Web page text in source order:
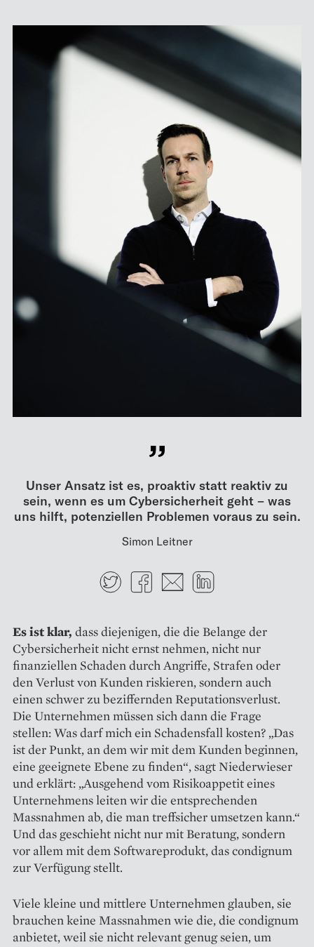
Unser Ansatz ist es, proaktiv statt reaktiv zu
sein, wenn es um Cybersicherheit geht – was
uns hilft, potenziellen Problemen voraus zu sein.
Simon Leitner
TwitterFacebook
E-mail
Es ist klar, dass diejenigen, die die Belange der
Cybersicherheit nicht ernst nehmen, nicht nur
finanziellen Schaden durch Angriffe, Strafen oder
den Verlust von Kunden riskieren, sondern auch
einen schwer zu beziffernden Reputationsverlust.
Die Unternehmen müssen sich dann die Frage
stellen: Was darf mich ein Schadensfall kosten? „Das
ist der Punkt, an dem wir mit dem Kunden beginnen,
eine geeignete Ebene zu finden“, sagt Niederwieser
und erklärt: „Ausgehend vom Risikoappetit eines
Unternehmens leiten wir die entsprechenden
Massnahmen ab, die man treffsicher umsetzen kann.“
Und das geschieht nicht nur mit Beratung, sondern
vor allem mit dem Softwareprodukt, das condignum
zur Ver­fügung stellt.
Viele kleine und mittlere Unternehmen glauben, sie
brauchen keine Massnahmen wie die, die condignum
anbietet, weil sie nicht relevant genug seien, um